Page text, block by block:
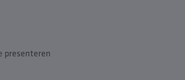
presenteren